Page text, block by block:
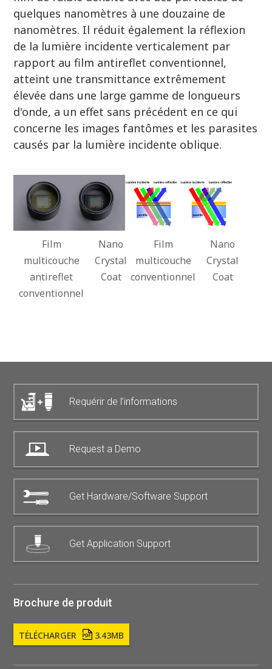
quelques nanomètres à une douzaine de
nanomètres. Il réduit également la réflexion
de la lumière incidente verticalement par
rapport au film antireflet conventionnel,
atteint une transmittance extrêmement
élevée dans une large gamme de longueurs
d'onde, a un effet sans précédent en ce qui
concerne les images fantômes et les parasites
causés par la lumière incidente oblique.
Film
multicouche
antireflet
conventionnel
Nano
Crystal
Coat
Film
multicouche
conventionnel
Nano
Crystal
Coat
Requérir de l’informations
Request a Demo
Get Hardware/Software Support
Get Application Support
Brochure de produit
TÉLÉCHARGER 3.43MB